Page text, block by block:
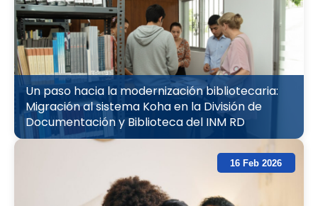
Un paso hacia la modernización bibliotecaria:
Migración al sistema Koha en la División de
Documentación y Biblioteca del INM RD
16 Feb 2026